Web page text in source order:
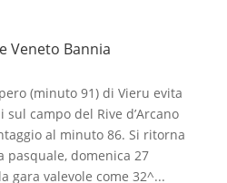
Veneto Bannia
(minuto 91) di Vieru evita
campo del Rive d’Arcano
al minuto 86. Si ritorna
pasquale, domenica 27
gara valevole come 32^...